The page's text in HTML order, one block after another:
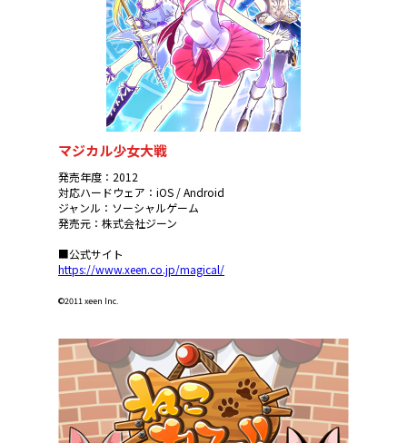
マジカル少女大戦
発売年度：2012
対応ハードウェア：iOS / Android
ジャンル：ソーシャルゲーム
発売元：株式会社ジーン
■公式サイト
https://www.xeen.co.jp/magical/
©2011 xeen Inc.